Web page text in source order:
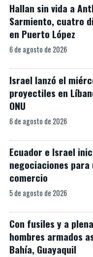
Hallan sin vida a
Sarmiento, cuatro
en Puerto López
6 de agosto de 2026
Israel lanzó el
proyectiles en
ONU
6 de agosto de 2026
Ecuador e Israel
negociaciones
comercio
5 de agosto de 2026
Con fusiles y a
hombres armados
Bahía, Guayaquil